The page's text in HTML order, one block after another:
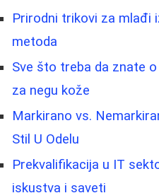
Prirodni trikovi za mlađi
metoda
Sve što treba da znate
za negu kože
Markirano vs.
Stil U Odelu
Prekvalifikacija u IT
iskustva i saveti